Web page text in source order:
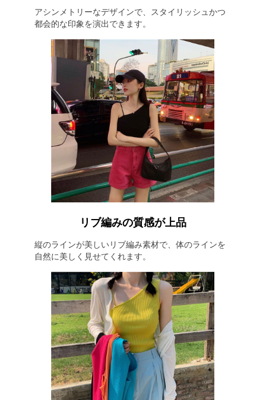
アシンメトリーなデザインで、スタイリッシュかつ
都会的な印象を演出できます。
リブ編みの質感が上品
縦のラインが美しいリブ編み素材で、体のラインを
自然に美しく見せてくれます。